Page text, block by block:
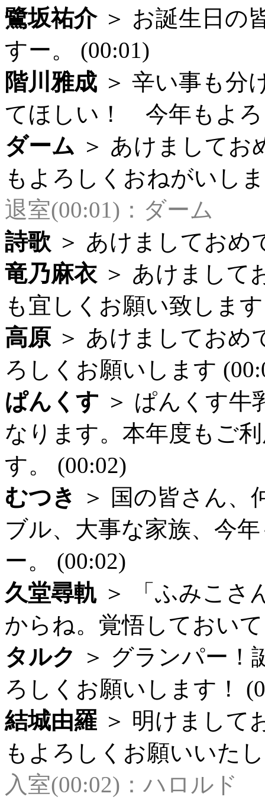
鷺坂祐介＞ お誕生日の
すー。 (00:01)
階川雅成 ＞ 辛い事も分
てほしい！ 今年もよろ
ダーム ＞ あけまして
もよろしくおねがいし
退室(00:01)：ダーム
詩歌 ＞ あけましておめ
竜乃麻衣 ＞ あけまして
も宜しくお願い致しま
高原 ＞ あけましておめ
ろしくお願いします
ぱんくす ＞ ぱんくす牛
なります。本年度もご
す。 (00:02)
むつき
＞ 国の皆さん、
ブル、大事な家族、今
ー。 (00:02)
久堂尋軌 ＞ 「ふみこさ
からね。覚悟しておい
タルク
＞ グランパー！
ろしくお願いします！
結城由羅 ＞ 明けまして
もよろしくお願いいた
入室(00:02)：ハロルド